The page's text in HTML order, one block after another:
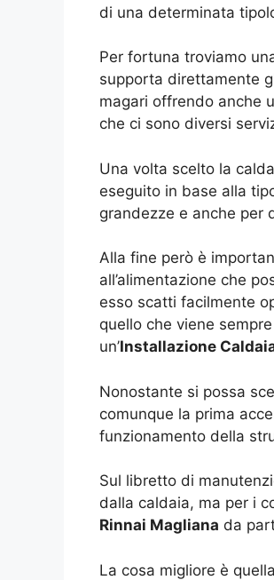
di una determinata
Per fortuna troviamo
supporta direttamente
magari offrendo anche
che ci sono diversi
Una volta scelto la
eseguito in base alla
grandezze e anche per
Alla fine però è
all’alimentazione che
esso scatti facilmente
quello che viene
un’Installazione
Nonostante si possa
comunque la prima
funzionamento della
Sul libretto di
dalla caldaia, ma per i
Rinnai Magliana da
La cosa migliore è